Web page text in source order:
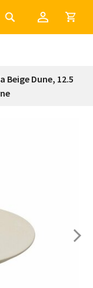
Dune, 12.5